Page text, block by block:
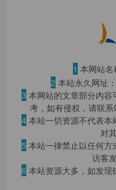
1 本网站名
2 本站永久网址：
3 本网站的文章部分内
考，如有侵权，请联
4 本站一切资源不代表
对
5 本站一律禁止以任何方
访客
6 本站资源大多，如发